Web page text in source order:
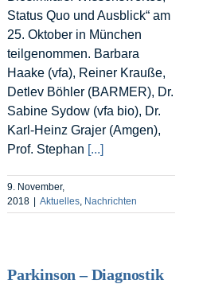
Status Quo und Ausblick“ am
25. Oktober in München
teilgenommen. Barbara
Haake (vfa), Reiner Krauße,
Detlev Böhler (BARMER), Dr.
Sabine Sydow (vfa bio), Dr.
Karl-Heinz Grajer (Amgen),
Prof. Stephan [...]
9. November,
2018 | Aktuelles Nachrichten
Parkinson – Diagnostik